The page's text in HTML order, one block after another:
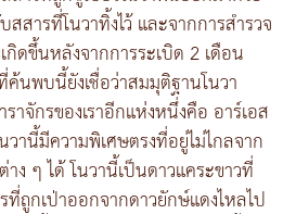
สารที่โนวาทิ้งไว้ และจากการสำรวจ
ดขึ้นหลังจากการระเบิด 2 เดือน
นพบนี้ยังเชื่อว่าสมมุติฐานโนวา
จักรของเราอีกแห่งหนึ่งคือ อาร์เอส
านี้มีความพิเศษตรงที่อยู่ไม่ไกลจาก
ๆ ได้ โนวานี้เป็นดาวแคระขาวที่
ถูกเป่าออกจากดาวยักษ์แดงไหลไป